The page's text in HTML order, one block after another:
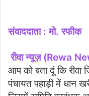
संवाददाता : मो. रफीक
रीवा न्यूज़ (Rewa
आप को बता दूं कि रीवा
पंचायत पहाड़ी में धान